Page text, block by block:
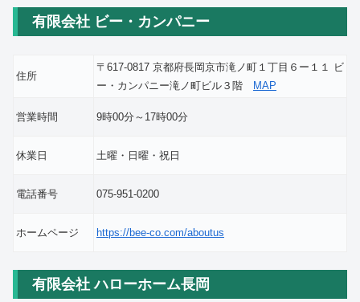
有限会社 ビー・カンパニー
住所
〒617-0817 京都府長岡京市滝ノ町１丁目６ー１１ ビ
ー・カンパニー滝ノ町ビル３階 MAP
営業時間 9時00分～17時00分
休業日 土曜・日曜・祝日
電話番号 075-951-0200
ホームページ https://bee-co.com/aboutus
有限会社 ハローホーム長岡